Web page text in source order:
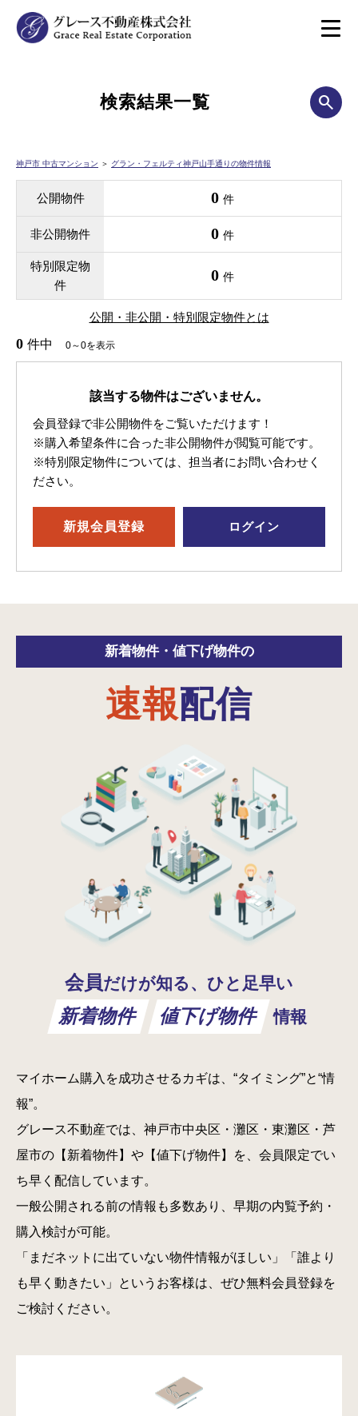
検索結果一覧
神戸市 中古マンション ＞ グラン・フェルティ神戸山手通りの物件情報
公開物件 0 件
非公開物件 0 件
特別限定物
件
0 件
公開・非公開・特別限定物件とは
0 件中 0～0を表示
該当する物件はございません。
会員登録で非公開物件をご覧いただけます！
※購入希望条件に合った非公開物件が閲覧可能です。
※特別限定物件については、担当者にお問い合わせく
ださい。
新規会員登録 ログイン
新着物件・ 値下げ物件の
速報配信
会員だけが知る、ひと足早い
新着物件 値下げ物件 情報
マイホーム購入を成功させるカギは、“タイミング”と“情
報”。
グレース不動産では、神戸市中央区・灘区・東灘区・芦
屋市の【新着物件】や【値下げ物件】を、会員限定でい
ち早く配信しています。
一般公開される前の情報も多数あり、早期の内覧予約・
購入検討が可能。
「まだネットに出ていない物件情報がほしい」「誰より
も早く動きたい」というお客様は、ぜひ無料会員登録を
ご検討ください。